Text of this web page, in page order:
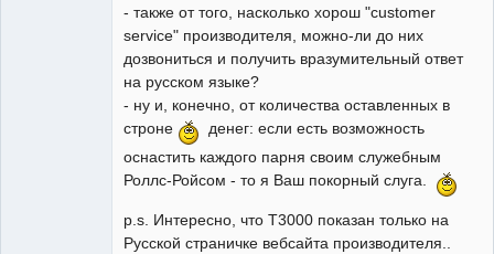
- также от того, насколько хорош "customer
service" производителя, можно-ли до них
дозвониться и получить вразумительный ответ
на русском языке?
- ну и, конечно, от количества оставленных в
строне
денег: если есть возможность
оснастить каждого парня своим служебным
Роллс-Ройсом - то я Ваш покорный слуга.
p.s. Интересно, что T3000 показан только на
Русской страничке вебсайта производителя..